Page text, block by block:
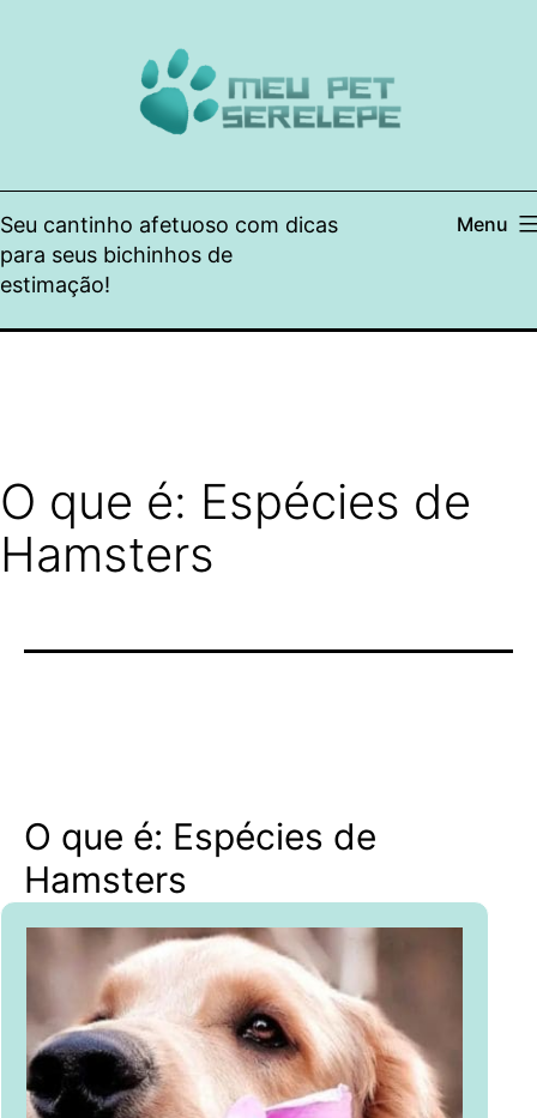
Seu cantinho afetuoso com dicas
para seus bichinhos de
estimação!
Menu
O que é: Espécies de
Hamsters
O que é: Espécies de
Hamsters